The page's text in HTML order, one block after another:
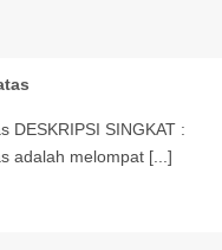
DESKRIPSI SINGKAT :
adalah melompat [...]